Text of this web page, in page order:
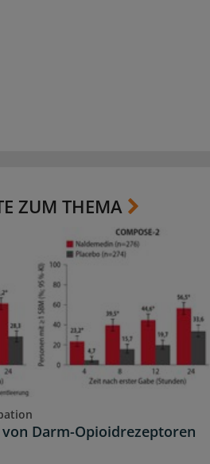
ZUM THEMA
Darm-Opioidrezeptoren